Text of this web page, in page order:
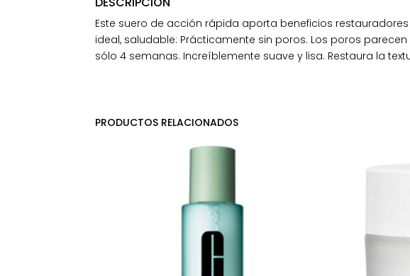
Este suero de acción rápida aporta beneficios
ideal, saludable: Prácticamente sin poros. Los poros
sólo 4 semanas. Increíblemente suave y lisa. Restaura la
PRODUCTOS RELACIONADOS